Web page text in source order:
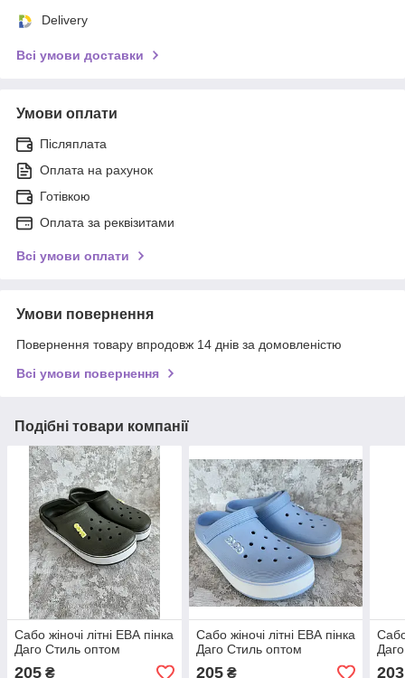
Delivery
Всі умови доставки
Умови оплати
Післяплата
Оплата на рахунок
Готівкою
Оплата за реквізитами
Всі умови оплати
Умови повернення
Повернення товару впродовж 14 днів за домовленістю
Всі умови повернення
Подібні товари компанії
Сабо жіночі літні ЕВА пінка
Даго Стиль оптом
205 ₴
Сабо жіночі літні ЕВА пінка
Даго Стиль оптом
205₴ 203